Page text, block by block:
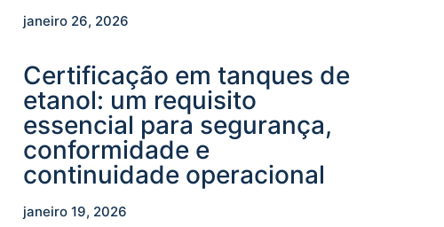
janeiro 26, 2026
Certificação em tanques de
etanol: um requisito
essencial para segurança,
conformidade e
continuidade operacional
janeiro 19, 2026